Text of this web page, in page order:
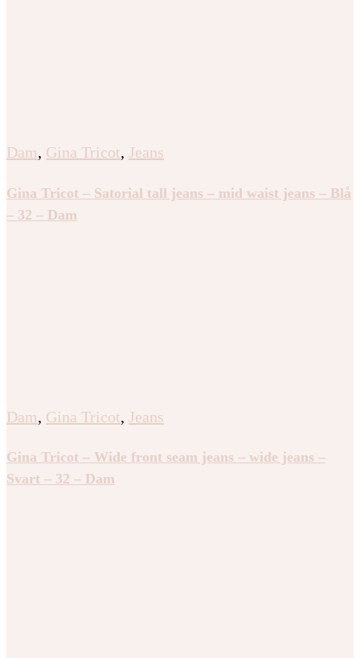
Dam, Gina Tricot, Jeans
Gina Tricot – Satorial tall jeans – mid waist jeans – Blå
– 32 – Dam
Dam, Gina Tricot, Jeans
Gina Tricot – Wide front seam jeans – wide jeans –
Svart – 32 – Dam